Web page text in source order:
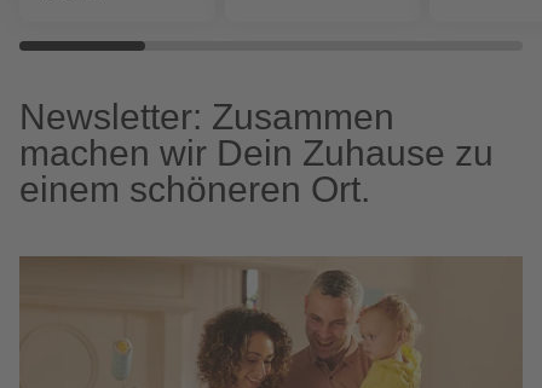
Newsletter: Zusammen
machen wir Dein Zuhause zu
einem schöneren Ort.